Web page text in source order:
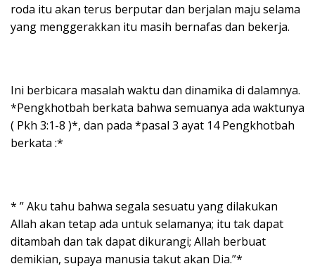
roda itu akan terus berputar dan berjalan maju selama
yang menggerakkan itu masih bernafas dan bekerja.
Ini berbicara masalah waktu dan dinamika di dalamnya.
*Pengkhotbah berkata bahwa semuanya ada waktunya
( Pkh 3:1-8 )*, dan pada *pasal 3 ayat 14 Pengkhotbah
berkata :*
* ” Aku tahu bahwa segala sesuatu yang dilakukan
Allah akan tetap ada untuk selamanya; itu tak dapat
ditambah dan tak dapat dikurangi; Allah berbuat
demikian, supaya manusia takut akan Dia.”*